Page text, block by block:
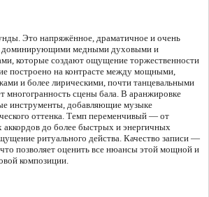
Это напряжённое, драматичное и очень
доминирующими медными духовыми и
которые создают ощущение торжественности
построено на контрасте между мощными,
и более лирическими, почти танцевальными
многогранность сцены бала. В аранжировке
инструменты, добавляющие музыке
оттенка. Темп переменчивый — от
до более быстрых и энергичных
ритуального действа. Качество записи —
позволяет оценить все нюансы этой мощной и
композиции.